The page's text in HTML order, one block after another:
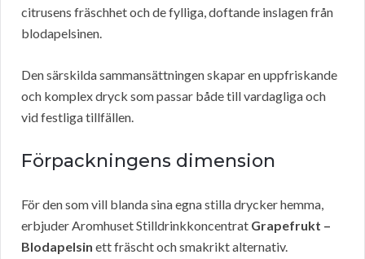
citrusens fräschhet och de fylliga, doftande inslagen från
blodapelsinen.
Den särskilda sammansättningen skapar en uppfriskande
och komplex dryck som passar både till vardagliga och
vid festliga tillfällen.
Förpackningens dimension
För den som vill blanda sina egna stilla drycker hemma,
erbjuder Aromhuset Stilldrinkkoncentrat Grapefrukt –
Blodapelsin ett fräscht och smakrikt alternativ.